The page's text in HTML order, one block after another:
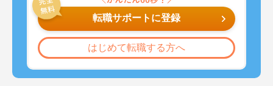
転職サポートに登録
はじめて転職する方へ